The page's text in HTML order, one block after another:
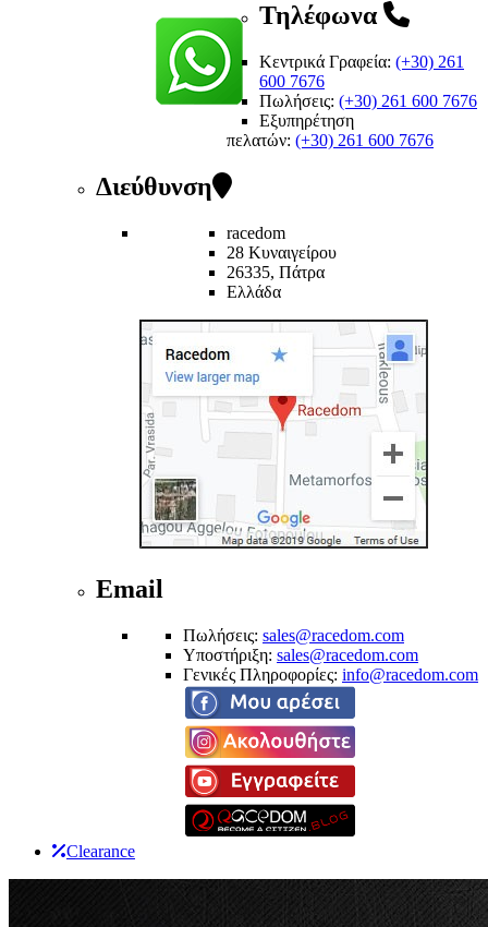
Τηλέφωνα
Κεντρικά Γραφεία: (+30) 261
600 7676
Πωλήσεις: (+30) 261 600 7676
Εξυπηρέτηση
πελατών: (+30) 261 600 7676
Διεύθυνση
racedom
28 Κυναιγείρου
26335, Πάτρα
Ελλάδα
Email
Πωλήσεις: sales@racedom.com
Υποστήριξη: sales@racedom.com
Γενικές Πληροφορίες: info@racedom.com
Clearance